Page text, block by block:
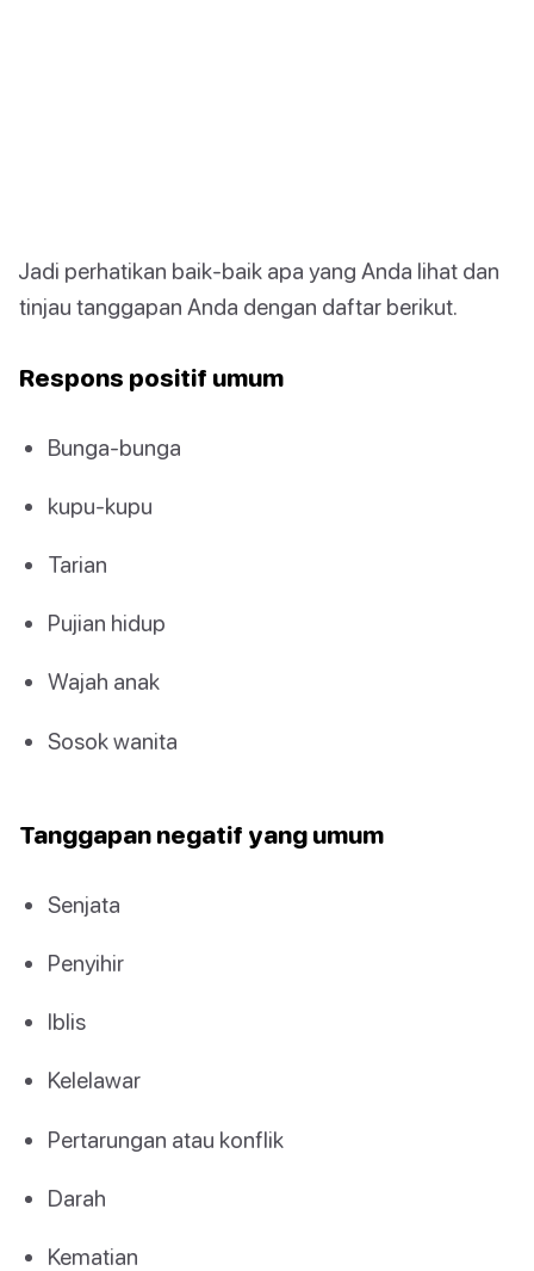
Jadi perhatikan baik-baik apa yang Anda lihat dan
tinjau tanggapan Anda dengan daftar berikut.
Respons positif umum
Bunga-bunga
kupu-kupu
Tarian
Pujian hidup
Wajah anak
Sosok wanita
Tanggapan negatif yang umum
Senjata
Penyihir
Iblis
Kelelawar
Pertarungan atau konflik
Darah
Kematian